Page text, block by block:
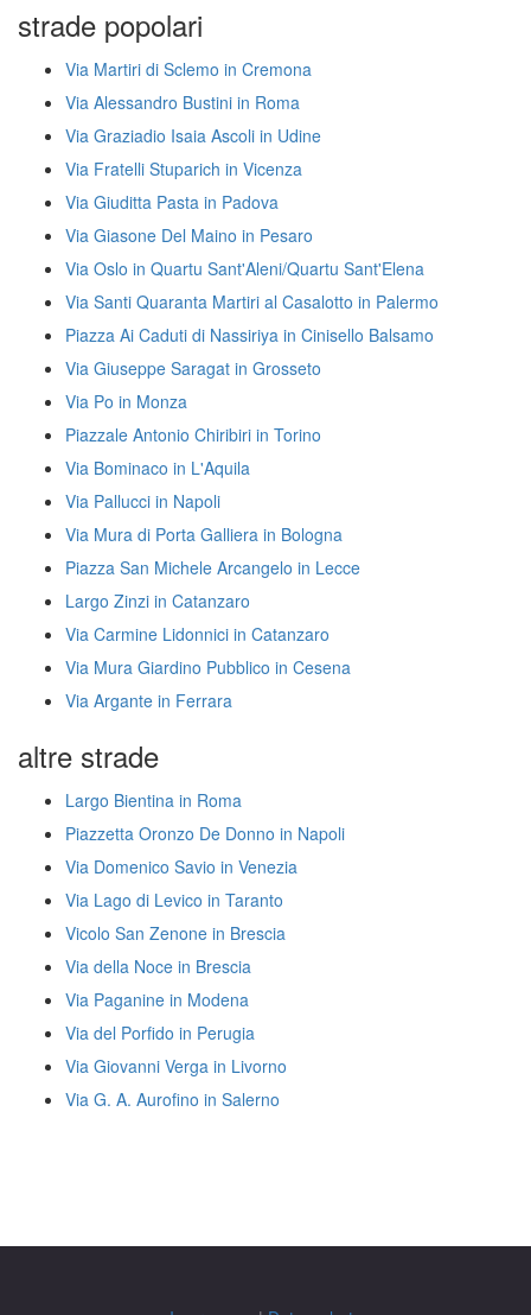
strade popolari
Via Martiri di Sclemo in Cremona
Via Alessandro Bustini in Roma
Via Graziadio Isaia Ascoli in Udine
Via Fratelli Stuparich in Vicenza
Via Giuditta Pasta in Padova
Via Giasone Del Maino in Pesaro
Via Oslo in Quartu Sant'Aleni/Quartu Sant'Elena
Via Santi Quaranta Martiri al Casalotto in Palermo
Piazza Ai Caduti di Nassiriya in Cinisello Balsamo
Via Giuseppe Saragat in Grosseto
Via Po in Monza
Piazzale Antonio Chiribiri in Torino
Via Bominaco in L'Aquila
Via Pallucci in Napoli
Via Mura di Porta Galliera in Bologna
Piazza San Michele Arcangelo in Lecce
Largo Zinzi in Catanzaro
Via Carmine Lidonnici in Catanzaro
Via Mura Giardino Pubblico in Cesena
Via Argante in Ferrara
altre strade
Largo Bientina in Roma
Piazzetta Oronzo De Donno in Napoli
Via Domenico Savio in Venezia
Via Lago di Levico in Taranto
Vicolo San Zenone in Brescia
Via della Noce in Brescia
Via Paganine in Modena
Via del Porfido in Perugia
Via Giovanni Verga in Livorno
Via G. A. Aurofino in Salerno